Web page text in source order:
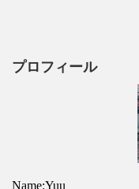
プロフィール
Name:Yuu